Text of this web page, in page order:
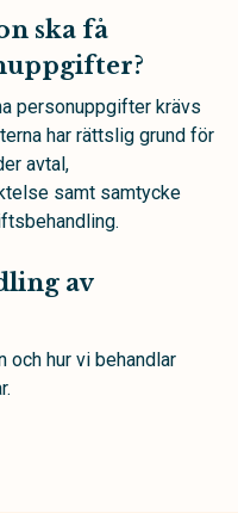
ska få
personuppgifter krävs
har rättslig grund för
avtal,
samt samtycke
av
och hur vi behandlar